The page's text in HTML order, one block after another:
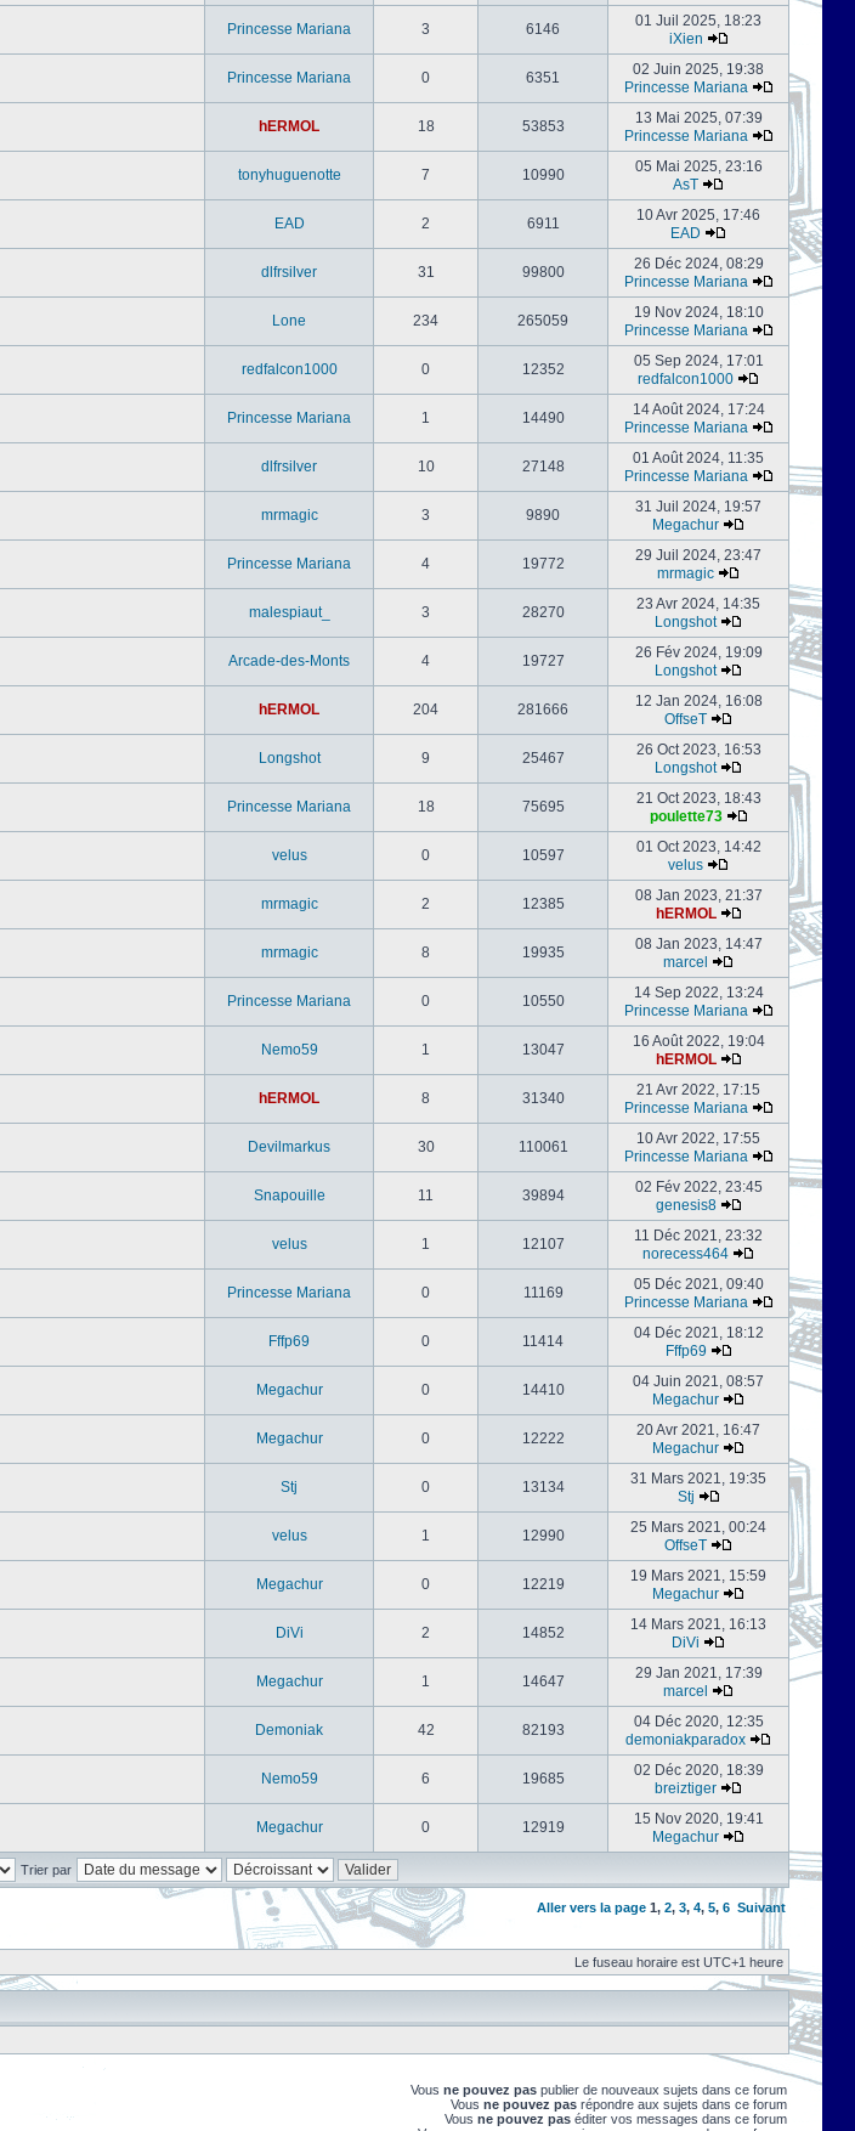
Princesse Mariana 3 6146
01 Juil 2025, 18:23
iXien
Princesse Mariana 0 6351
02 Juin 2025, 19:38
Princesse Mariana
hERMOL 18 53853
13 Mai 2025, 07:39
Princesse Mariana
tonyhuguenotte 7 10990
05 Mai 2025, 23:16
AsT
EAD 2 6911
10 Avr 2025, 17:46
EAD
dlfrsilver 31 99800
26 Déc 2024, 08:29
Princesse Mariana
Lone 234 265059
19 Nov 2024, 18:10
Princesse Mariana
redfalcon1000 0 12352
05 Sep 2024, 17:01
redfalcon1000
Princesse Mariana 1 14490
14 Août 2024, 17:24
Princesse Mariana
dlfrsilver 10 27148
01 Août 2024, 11:35
Princesse Mariana
mrmagic 3 9890
31 Juil 2024, 19:57
Megachur
Princesse Mariana 4 19772
29 Juil 2024, 23:47
mrmagic
malespiaut_ 3 28270
23 Avr 2024, 14:35
Longshot
Arcade-des-Monts 4 19727
26 Fév 2024, 19:09
Longshot
hERMOL 204 281666
12 Jan 2024, 16:08
OffseT
Longshot 9 25467
26 Oct 2023, 16:53
Longshot
Princesse Mariana 18 75695
21 Oct 2023, 18:43
poulette73
velus 0 10597
01 Oct 2023, 14:42
velus
mrmagic 2 12385
08 Jan 2023, 21:37
hERMOL
mrmagic 8 19935
08 Jan 2023, 14:47
marcel
Princesse Mariana 0 10550
14 Sep 2022, 13:24
Princesse Mariana
Nemo59 1 13047
16 Août 2022, 19:04
hERMOL
hERMOL 8 31340
21 Avr 2022, 17:15
Princesse Mariana
Devilmarkus 30 110061
10 Avr 2022, 17:55
Princesse Mariana
Snapouille 11 39894
02 Fév 2022, 23:45
genesis8
velus 1 12107
11 Déc 2021, 23:32
norecess464
Princesse Mariana 0 11169
05 Déc 2021, 09:40
Princesse Mariana
Fffp69 0 11414
04 Déc 2021, 18:12
Fffp69
Megachur 0 14410
04 Juin 2021, 08:57
Megachur
Megachur 0 12222
20 Avr 2021, 16:47
Megachur
Stj 0 13134
31 Mars 2021, 19:35
Stj
velus 1 12990
25 Mars 2021, 00:24
OffseT
Megachur 0 12219
19 Mars 2021, 15:59
Megachur
DiVi 2 14852
14 Mars 2021, 16:13
DiVi
Megachur 1 14647
29 Jan 2021, 17:39
marcel
Demoniak 42 82193
04 Déc 2020, 12:35
demoniakparadox
Nemo59 6 19685
02 Déc 2020, 18:39
breiztiger
Megachur 0 12919
15 Nov 2020, 19:41
Megachur
Trier par
Aller vers la page 1, 2, 3, 4, 5, 6 Suivant
Le fuseau horaire est UTC+1 heure
Vous ne pouvez pas publier de nouveaux sujets dans ce forum
Vous ne pouvez pas répondre aux sujets dans ce forum
Vous ne pouvez pas éditer vos messages dans ce forum